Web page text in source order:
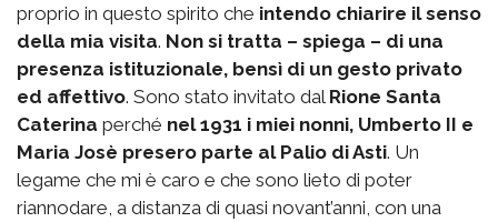
proprio in questo spirito che intendo chiarire il senso
della mia visita. Non si tratta – spiega – di una
presenza istituzionale, bensì di un gesto privato
ed affettivo. Sono stato invitato dal Rione Santa
Caterina perché nel 1931 i miei nonni, Umberto II e
Maria Josè presero parte al Palio di Asti. Un
legame che mi è caro e che sono lieto di poter
riannodare, a distanza di quasi novant’anni, con una